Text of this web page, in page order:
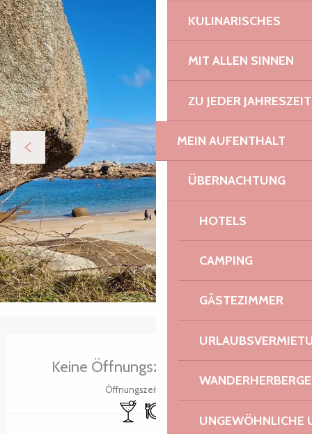
KULINARISCHES
MIT ALLEN SINNEN
ZU JEDER JAHRESZEIT
MEIN AUFENTHALT
ÜBERNACHTUNG
HOTELS
CAMPING
GÄSTEZIMMER
UNGEWÖHNLICHE
Öffnungszeiten & Kontaktdaten
Keine Öffnungszeiten hinterlegt
Öffnungszeiten ansehen
Bar / Getränkestand
Restaurant